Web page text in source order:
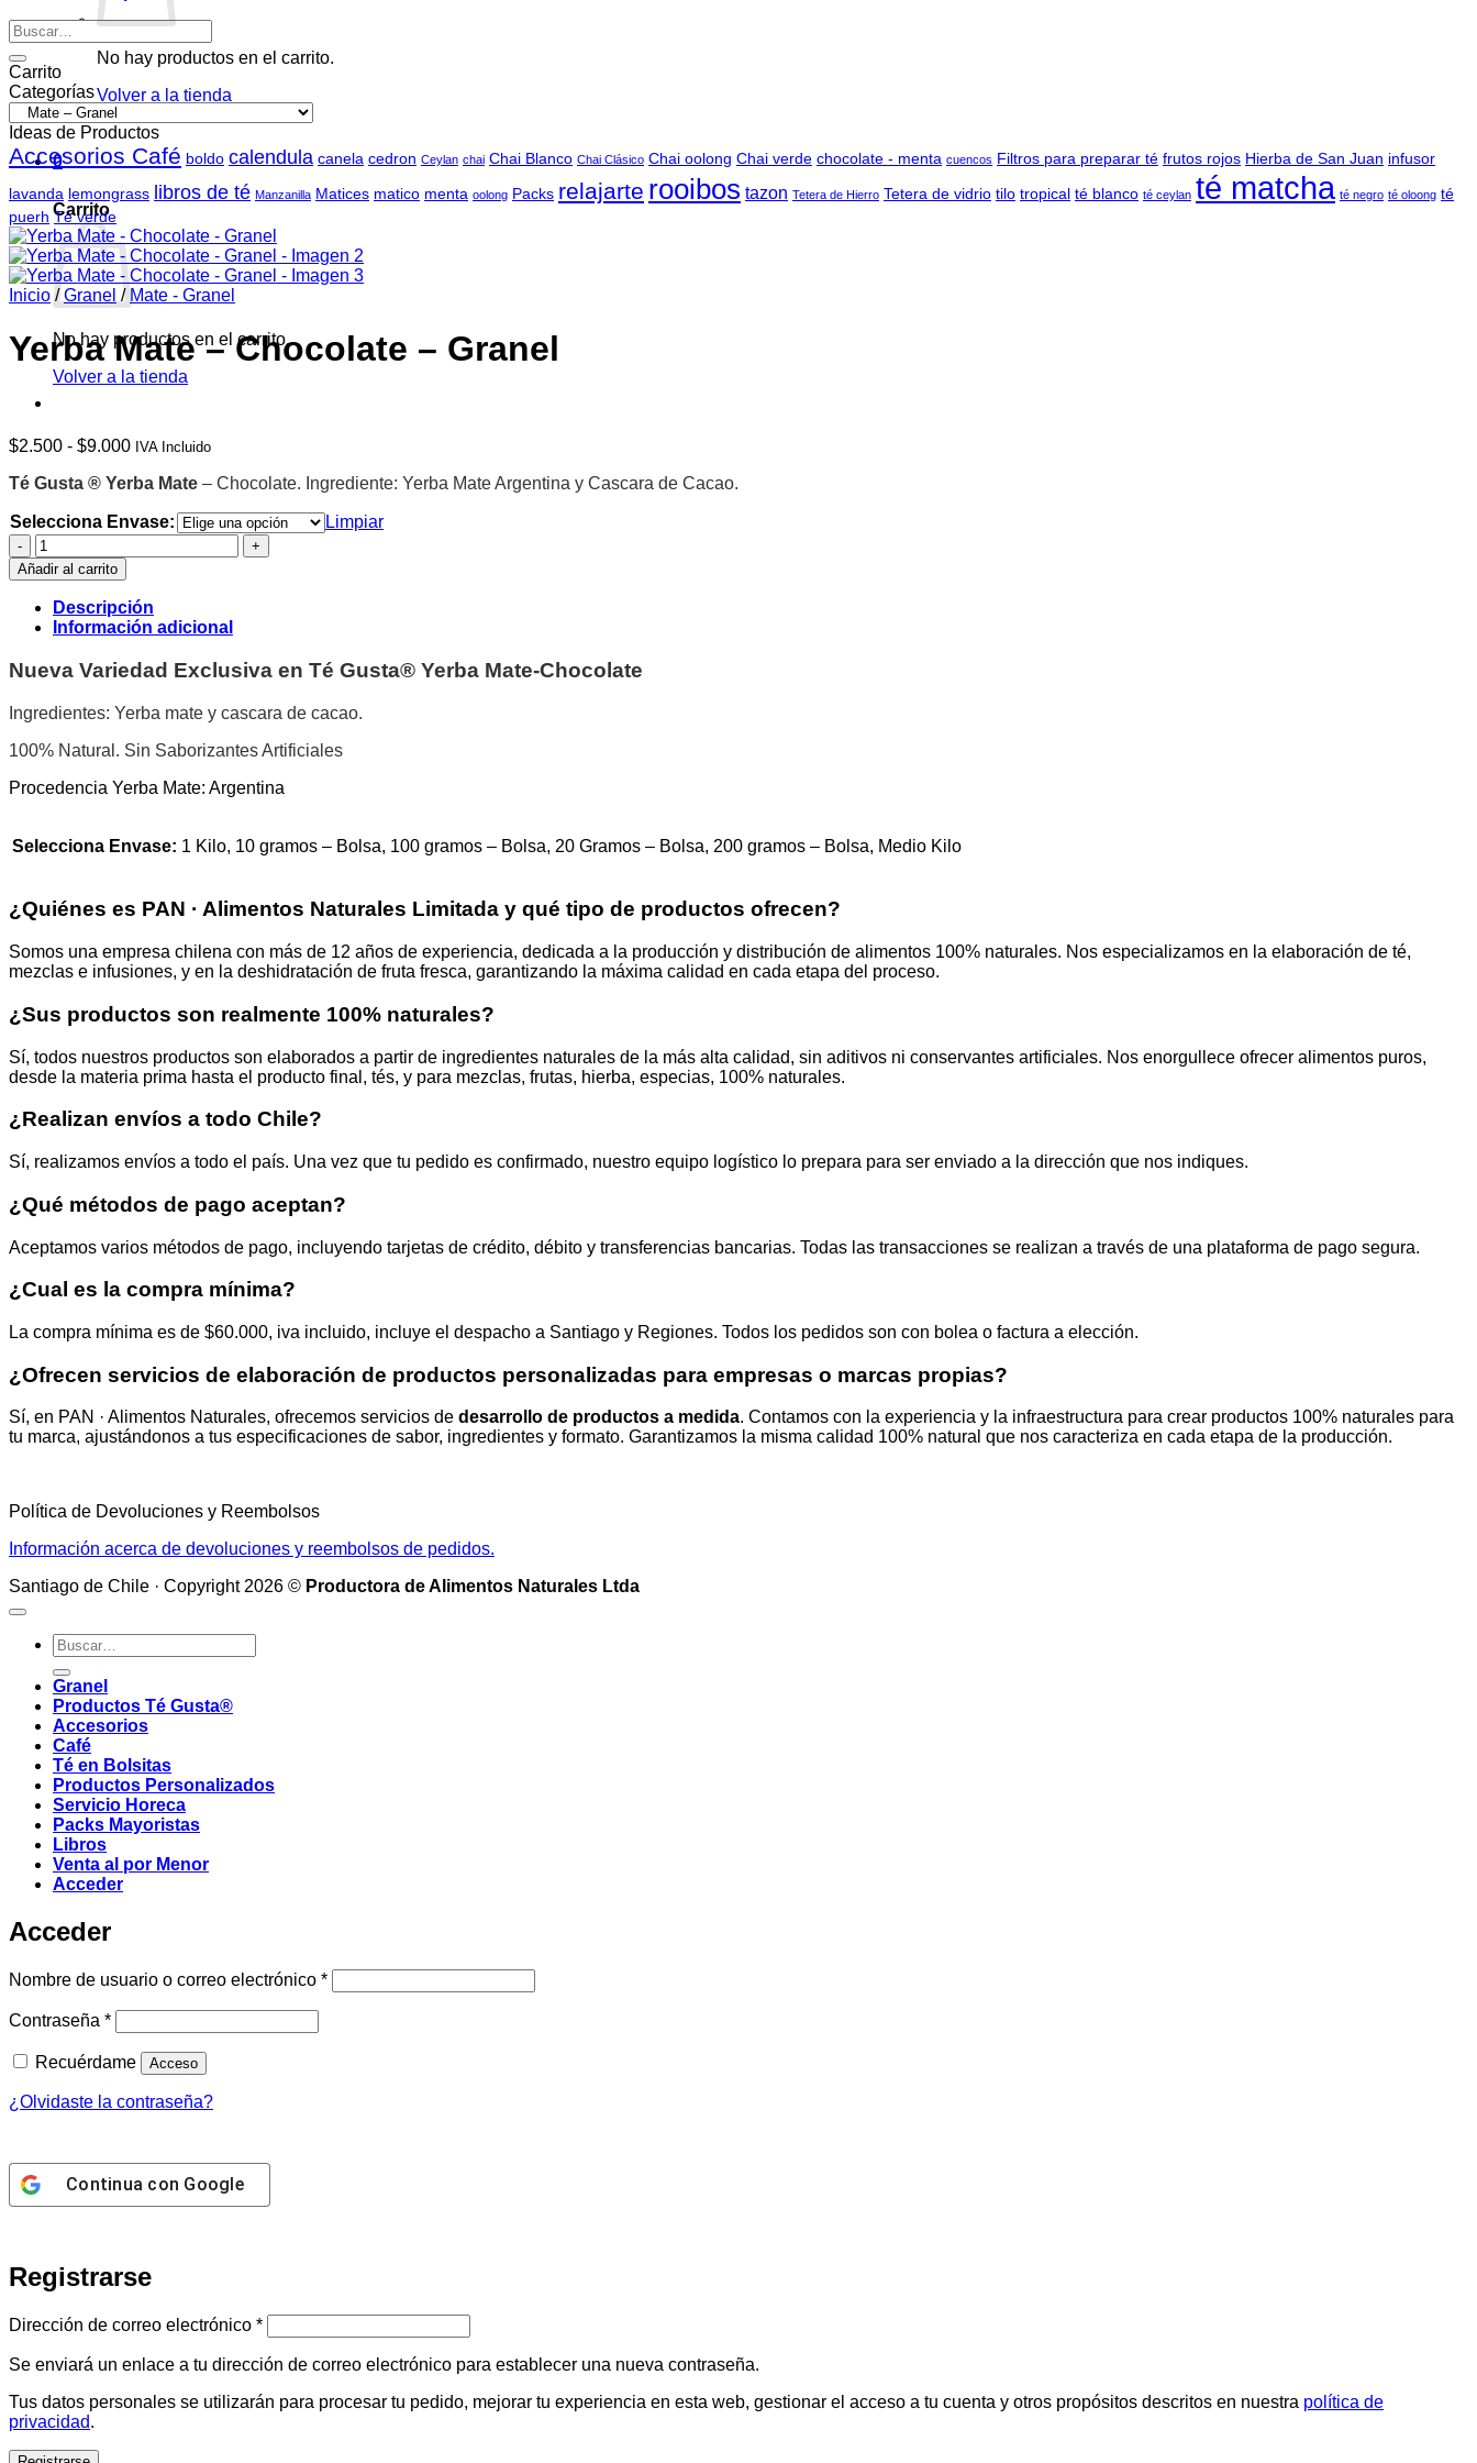
No hay productos en el carrito.
Volver a la tienda
0
Carrito
No hay productos en el carrito.
Volver a la tienda
Buscar
por:
Carrito
Categorías
Ideas de Productos
Accesorios Café boldo calendula canela cedron Ceylan chai Chai Blanco Chai Clásico Chai oolong Chai verde chocolate - menta cuencos Filtros para preparar té frutos rojos Hierba de San Juan infusor
lavanda lemongrass libros de té Manzanilla Matices matico menta oolong Packs relajarte rooibos tazon Tetera de Hierro Tetera de vidrio tilo tropical té blanco té ceylan té matcha té negro té oloong té
puerh Té verde
Inicio / Granel / Mate - Granel
Yerba Mate – Chocolate – Granel
$2.500 - $9.000Rango
precios:
$2.500
$9.000
IVA Incluido
Té Gusta ® Yerba Mate – Chocolate. Ingrediente: Yerba Mate Argentina y Cascara de Cacao.
Selecciona Envase:
Limpiar
Yerba
Mate
-
Chocolate
-
Granel
cantidad
Añadir al carrito
Descripción
Información adicional
Nueva Variedad Exclusiva en Té Gusta® Yerba Mate-Chocolate
Ingredientes: Yerba mate y cascara de cacao.
100% Natural. Sin Saborizantes Artificiales
Procedencia Yerba Mate: Argentina
Selecciona Envase: 1 Kilo, 10 gramos – Bolsa, 100 gramos – Bolsa, 20 Gramos – Bolsa, 200 gramos – Bolsa, Medio Kilo
¿Quiénes es PAN · Alimentos Naturales Limitada y qué tipo de productos ofrecen?
Somos una empresa chilena con más de 12 años de experiencia, dedicada a la producción y distribución de alimentos 100% naturales. Nos especializamos en la elaboración de té,
mezclas e infusiones, y en la deshidratación de fruta fresca, garantizando la máxima calidad en cada etapa del proceso.
¿Sus productos son realmente 100% naturales?
Sí, todos nuestros productos son elaborados a partir de ingredientes naturales de la más alta calidad, sin aditivos ni conservantes artificiales. Nos enorgullece ofrecer alimentos puros,
desde la materia prima hasta el producto final, tés, y para mezclas, frutas, hierba, especias, 100% naturales.
¿Realizan envíos a todo Chile?
Sí, realizamos envíos a todo el país. Una vez que tu pedido es confirmado, nuestro equipo logístico lo prepara para ser enviado a la dirección que nos indiques.
¿Qué métodos de pago aceptan?
Aceptamos varios métodos de pago, incluyendo tarjetas de crédito, débito y transferencias bancarias. Todas las transacciones se realizan a través de una plataforma de pago segura.
¿Cual es la compra mínima?
La compra mínima es de $60.000, iva incluido, incluye el despacho a Santiago y Regiones. Todos los pedidos son con bolea o factura a elección.
¿Ofrecen servicios de elaboración de productos personalizadas para empresas o marcas propias?
Sí, en PAN · Alimentos Naturales, ofrecemos servicios de desarrollo de productos a medida. Contamos con la experiencia y la infraestructura para crear productos 100% naturales para
tu marca, ajustándonos a tus especificaciones de sabor, ingredientes y formato. Garantizamos la misma calidad 100% natural que nos caracteriza en cada etapa de la producción.
Política de Devoluciones y Reembolsos
Información acerca de devoluciones y reembolsos de pedidos.
Santiago de Chile · Copyright 2026 © Productora de Alimentos Naturales Ltda
Buscar
por:
Granel
Productos Té Gusta®
Accesorios
Café
Té en Bolsitas
Productos Personalizados
Servicio Horeca
Packs Mayoristas
Libros
Venta al por Menor
Acceder
Acceder
Nombre de usuario o correo electrónico *Obligatorio
Contraseña *Obligatorio
Recuérdame Acceso
¿Olvidaste la contraseña?
Continua con Google
Registrarse
Dirección de correo electrónico *Obligatorio
Se enviará un enlace a tu dirección de correo electrónico para establecer una nueva contraseña.
Tus datos personales se utilizarán para procesar tu pedido, mejorar tu experiencia en esta web, gestionar el acceso a tu cuenta y otros propósitos descritos en nuestra política de
privacidad.